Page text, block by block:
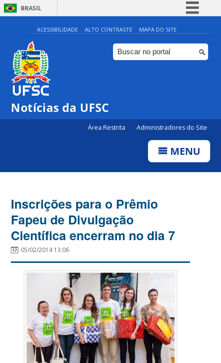
BRASIL
Simplifique!
Comunica BR
Participe
ACESSIBILIDADE ALTO CONTRASTE MAPA DO SITE
Notícias da UFSC
Área Restrita Administradores do Site
MENU
Inscrições para o Prêmio
Fapeu de Divulgação
Científica encerram no dia 7
05/02/2014 13:06